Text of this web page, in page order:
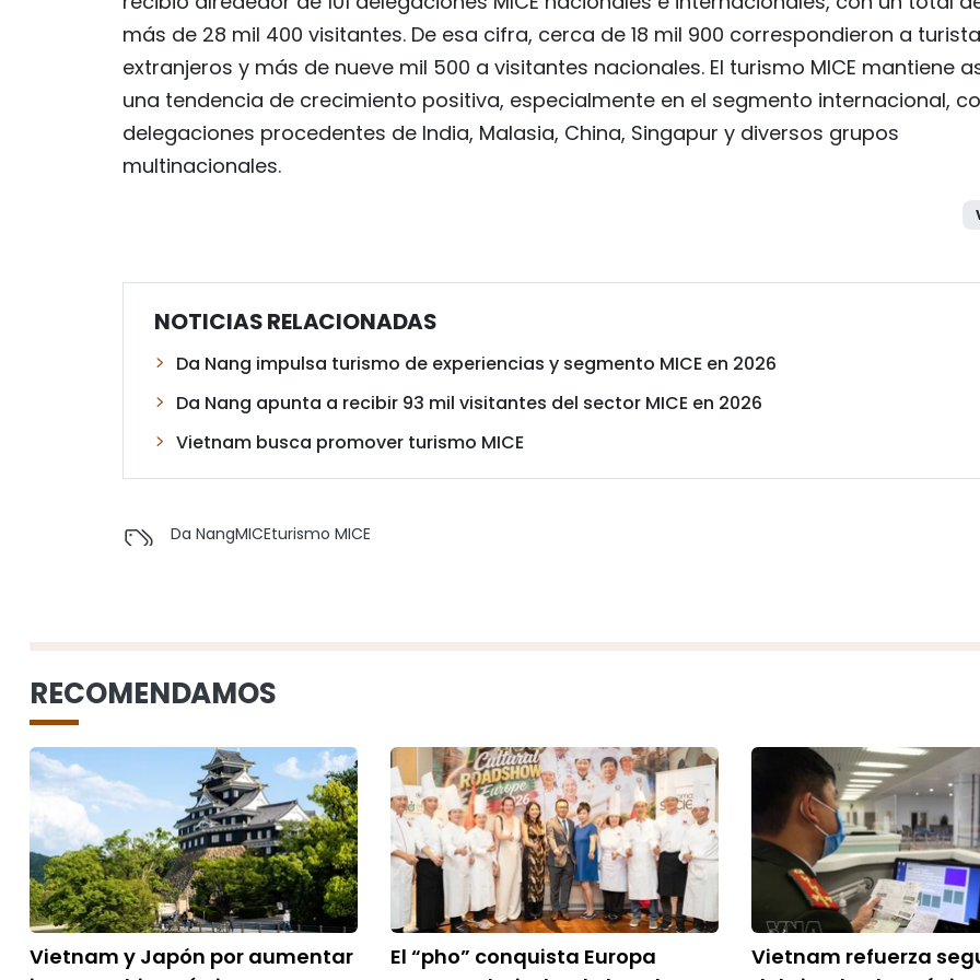
más de 28 mil 400 visitantes. De esa cifra, cerca de 18 mil 900 correspondieron a
extranjeros y más de nueve mil 500 a visitantes nacionales. El turismo MICE mantiene
una tendencia de crecimiento positiva, especialmente en el segmento internacional,
delegaciones procedentes de India, Malasia, China, Singapur y diversos grupos
multinacionales.
NOTICIAS RELACIONADAS
Da Nang impulsa turismo de experiencias y segmento MICE en 2026
Da Nang apunta a recibir 93 mil visitantes del sector MICE en 2026
Vietnam busca promover turismo MICE
Da NangMICEturismo MICE
RECOMENDAMOS
Vietnam y Japón por aumentar
El “pho” conquista Europa
Vietnam refuerza